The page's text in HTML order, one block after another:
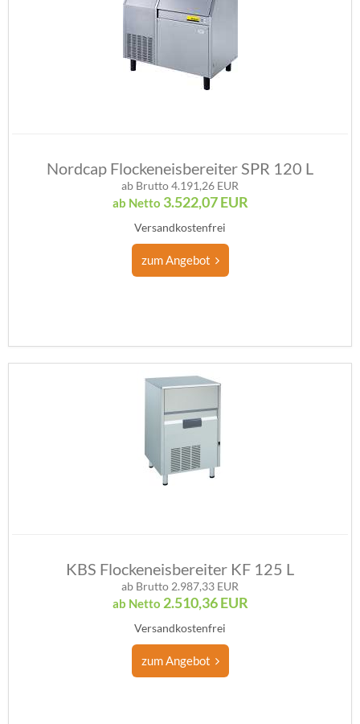
Nordcap Flockeneisbereiter SPR 120 L
ab Brutto 4.191,26 EUR
ab Netto 3.522,07EUR
Versandkostenfrei
zum Angebot
KBS Flockeneisbereiter KF 125 L
ab Brutto 2.987,33 EUR
ab Netto 2.510,36EUR
Versandkostenfrei
zum Angebot